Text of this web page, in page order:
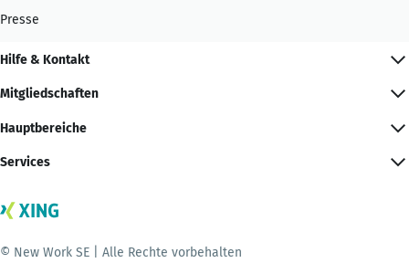
Presse
Hilfe & Kontakt
Mitgliedschaften
Hauptbereiche
Services
© New Work SE | Alle Rechte vorbehalten